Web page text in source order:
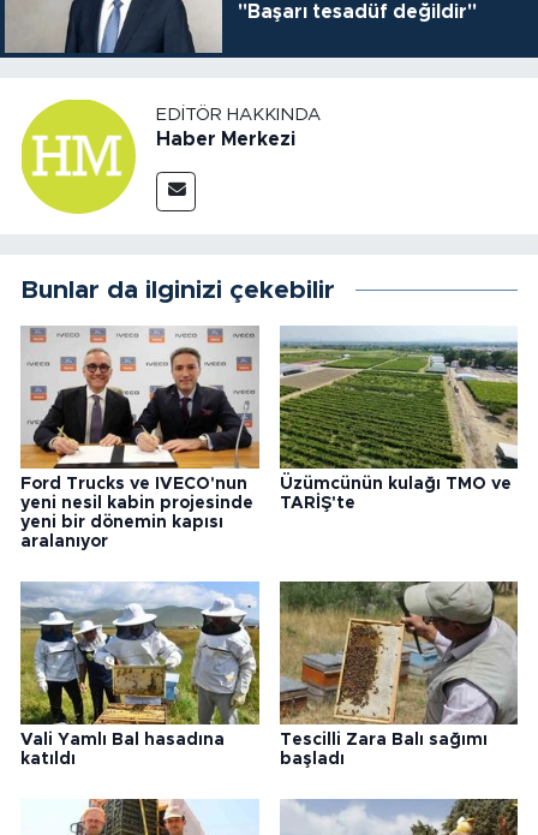
"Başarı tesadüf değildir"
EDITÖR HAKKINDA
Haber Merkezi
Bunlar da ilginizi çekebilir
Ford Trucks ve IVECO'nun
yeni nesil kabin projesinde
yeni bir dönemin kapısı
aralanıyor
Üzümcünün kulağı TMO ve
TARİŞ'te
Vali Yamlı Bal hasadına
katıldı
Tescilli Zara Balı sağımı
başladı